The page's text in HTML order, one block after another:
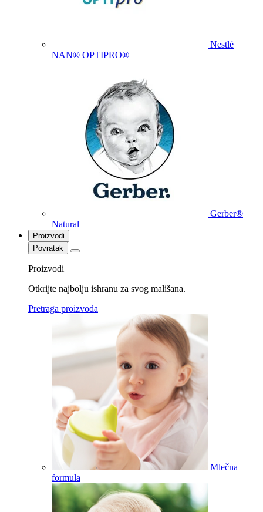
Nestlé
NAN® OPTIPRO®
Gerber®
Natural
Proizvodi
Povratak
Proizvodi
Otkrijte najbolju ishranu za svog mališana.
Pretraga proizvoda
Mlečna
formula